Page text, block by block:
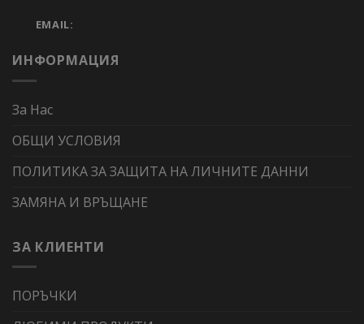
EMAIL:
ИНФОРМАЦИЯ
За Нас
ОБЩИ УСЛОВИЯ
ПОЛИТИКА ЗА ЗАЩИТА НА ЛИЧНИТЕ ДАННИ
ЗАМЯНА И ВРЪЩАНЕ
ЗА КЛИЕНТИ
ПОРЪЧКИ